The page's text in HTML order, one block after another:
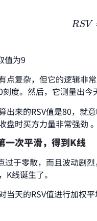
RSV
值为9
点复杂，但它的逻辑非
度。然后，它测量出今
出来的RSV值是80，就
盘时买方力量非常强劲 。
一次平滑，得到K线
过于零散，而且波动剧
K线诞生了。
当天的RSV值进行加权平